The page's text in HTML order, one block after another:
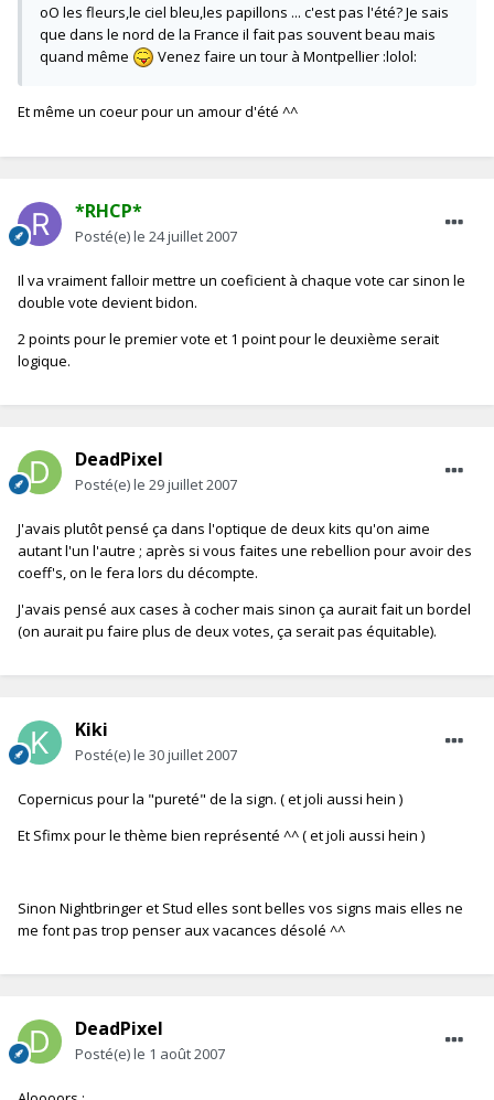
oO les fleurs,le ciel bleu,les papillons ... c'est pas l'été? Je sais
que dans le nord de la France il fait pas souvent beau mais
quand même
Venez faire un tour à Montpellier :lolol:
Et même un coeur pour un amour d'été ^^
*RHCP*
Posté(e)le 24 juillet 2007
Il va vraiment falloir mettre un coeficient à chaque vote car sinon le
double vote devient bidon.
2 points pour le premier vote et 1 point pour le deuxième serait
logique.
DeadPixel
Posté(e)le 29 juillet 2007
J'avais plutôt pensé ça dans l'optique de deux kits qu'on aime
autant l'un l'autre ; après si vous faites une rebellion pour avoir des
coeff's, on le fera lors du décompte.
J'avais pensé aux cases à cocher mais sinon ça aurait fait un bordel
(on aurait pu faire plus de deux votes, ça serait pas équitable).
Kiki
Posté(e)le 30 juillet 2007
Copernicus pour la "pureté" de la sign. ( et joli aussi hein )
Et Sfimx pour le thème bien représenté ^^ ( et joli aussi hein )
Sinon Nightbringer et Stud elles sont belles vos signs mais elles ne
me font pas trop penser aux vacances désolé ^^
DeadPixel
Posté(e)le 1 août 2007